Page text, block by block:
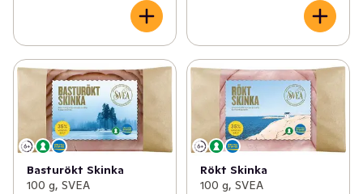
Basturökt Skinka
100 g, SVEA
Rökt Skinka
100 g, SVEA